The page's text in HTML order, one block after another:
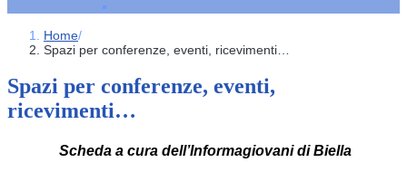
Home/
Spazi per conferenze, eventi, ricevimenti…
Spazi per conferenze, eventi,
ricevimenti…
Scheda a cura dell’Informagiovani di Biella